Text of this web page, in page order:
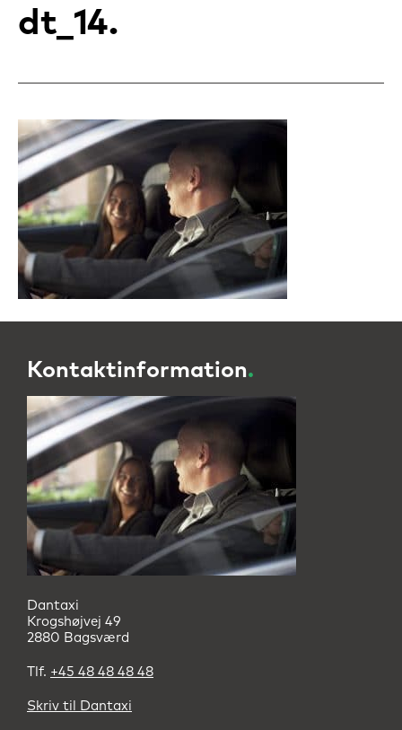
dt_14
Kontaktinformation.
Dantaxi
Krogshøjvej 49
2880 Bagsværd
Tlf. +45 48 48 48 48
Skriv til Dantaxi